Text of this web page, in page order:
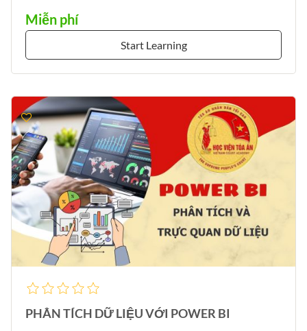
Miễn phí
Start Learning
PHÂN TÍCH DỮ LIỆU VỚI POWER BI